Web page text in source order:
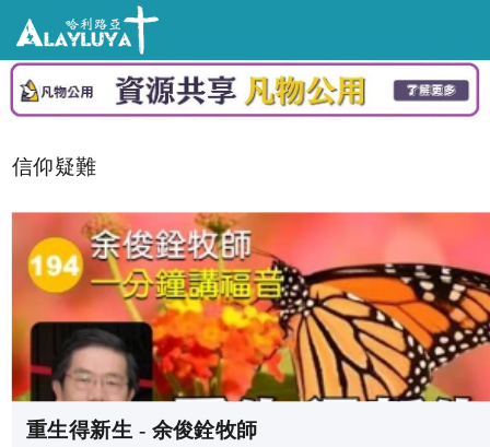
信仰疑難
重生得新生 - 余俊銓牧師